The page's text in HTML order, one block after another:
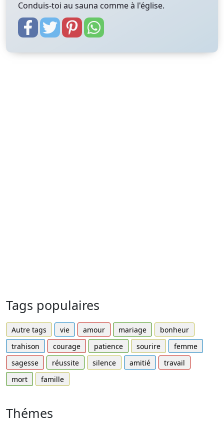
Conduis-toi au sauna comme à l'église.
Tags populaires
Autre tags vie amour mariage
bonheur
trahison
courage patience sourire
femme
sagesse
réussite silence amitié
travail
mort
famille
Thémes